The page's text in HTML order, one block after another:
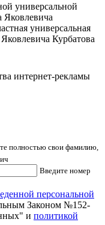
универсальной
Яковлевича
универсальная
Курбатова
интернет-рекламы
полностью свои фамилию,
Введите номер
персональной
Законом №152-
и политикой